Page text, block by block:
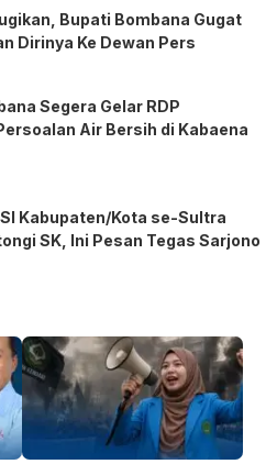
Bupati Bombana Gugat
Dirinya Ke Dewan Pers
Segera Gelar RDP
Air Bersih di Kabaena
Kabupaten/Kota se-Sultra
SK, Ini Pesan Tegas Sarjono